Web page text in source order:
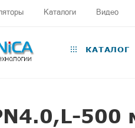
Каталоги Видео
КАТАЛОГ
500